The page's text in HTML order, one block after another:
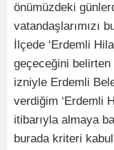
önümüzdeki
vatandaşlarımızı
İlçede ‘Erdemli
geçeceğini belirten
izniyle Erdemli
verdiğim ‘Erdemli
itibarıyla almaya
burada kriteri